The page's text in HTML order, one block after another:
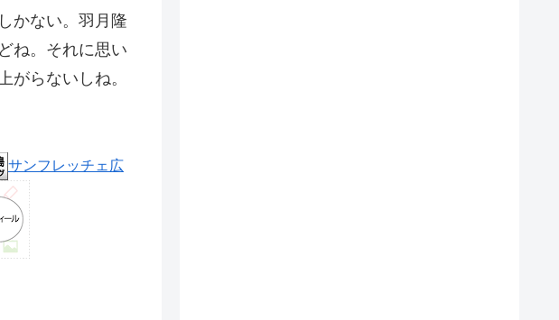
かない。羽月隆
ね。それに思い
がらないしね。
サンフレッチェ広